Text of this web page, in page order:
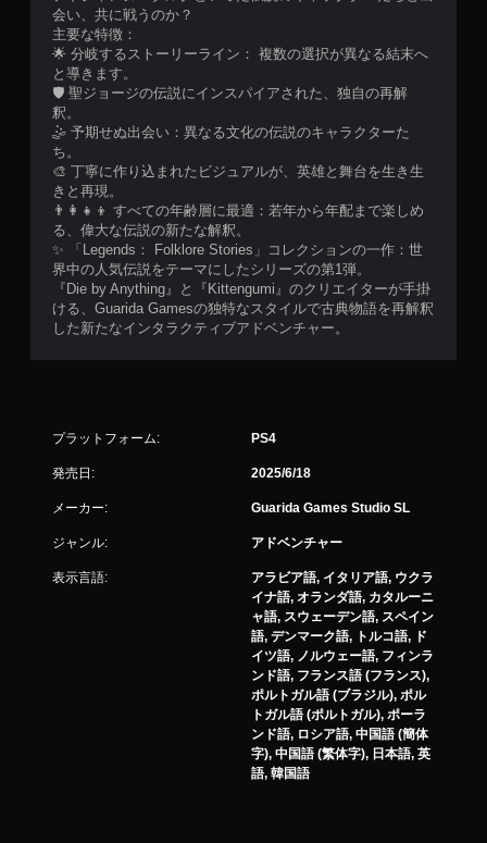
会い、共に戦うのか？
主要な特徴：
🌟 分岐するストーリーライン： 複数の選択が異なる結末へ
と導きます。
🛡️ 聖ジョージの伝説にインスパイアされた、独自の再解
釈。
🤹 予期せぬ出会い：異なる文化の伝説のキャラクターた
ち。
🎨 丁寧に作り込まれたビジュアルが、英雄と舞台を生き生
きと再現。
👨‍👩‍👧‍👦 すべての年齢層に最適：若年から年配まで楽しめ
る、偉大な伝説の新たな解釈。
✨ 「Legends： Folklore Stories」コレクションの一作：世
界中の人気伝説をテーマにしたシリーズの第1弾。
『Die by Anything』と『Kittengumi』のクリエイターが手掛
ける、Guarida Gamesの独特なスタイルで古典物語を再解釈
した新たなインタラクティブアドベンチャー。
プラットフォーム: PS4
発売日: 2025/6/18
メーカー: Guarida Games Studio SL
ジャンル: アドベンチャー
表示言語:
アラビア語, イタリア語, ウクラ
イナ語, オランダ語, カタルーニ
ャ語, スウェーデン語, スペイン
語, デンマーク語, トルコ語, ド
イツ語, ノルウェー語, フィンラ
ンド語, フランス語 (フランス),
ポルトガル語 (ブラジル), ポル
トガル語 (ポルトガル), ポーラ
ンド語, ロシア語, 中国語 (簡体
字), 中国語 (繁体字), 日本語, 英
語, 韓国語